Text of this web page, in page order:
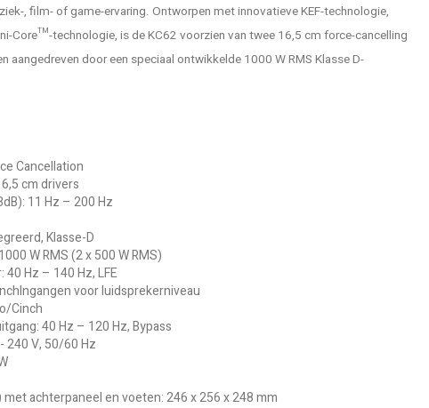
, film- of game-ervaring. Ontworpen met innovatieve KEF-technologie,
Core™-technologie, is de KC62 voorzien van twee 16,5 cm force-cancelling
aangedreven door een speciaal ontwikkelde 1000 W RMS Klasse D-
Cancellation
cm drivers
11 Hz – 200 Hz
Klasse-D
W RMS (2 x 500 W RMS)
Hz – 140 Hz, LFE
voor luidsprekerniveau
Cinch
40 Hz – 120 Hz, Bypass
240 V, 50/60 Hz
achterpaneel en voeten: 246 x 256 x 248 mm